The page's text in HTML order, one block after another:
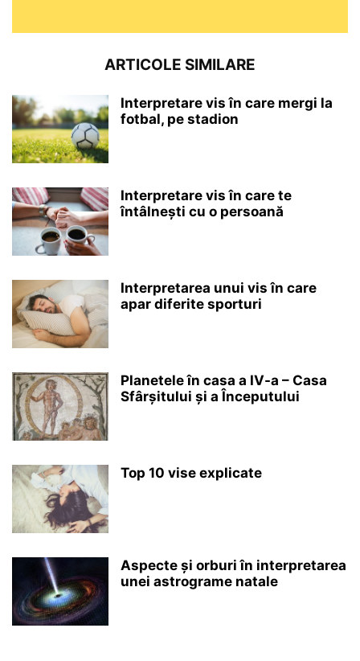
ARTICOLE SIMILARE
Interpretare vis în care mergi la
fotbal, pe stadion
Interpretare vis în care te
întâlnești cu o persoană
Interpretarea unui vis în care
apar diferite sporturi
Planetele în casa a IV-a – Casa
Sfârșitului și a Începutului
Top 10 vise explicate
Aspecte și orburi în interpretarea
unei astrograme natale